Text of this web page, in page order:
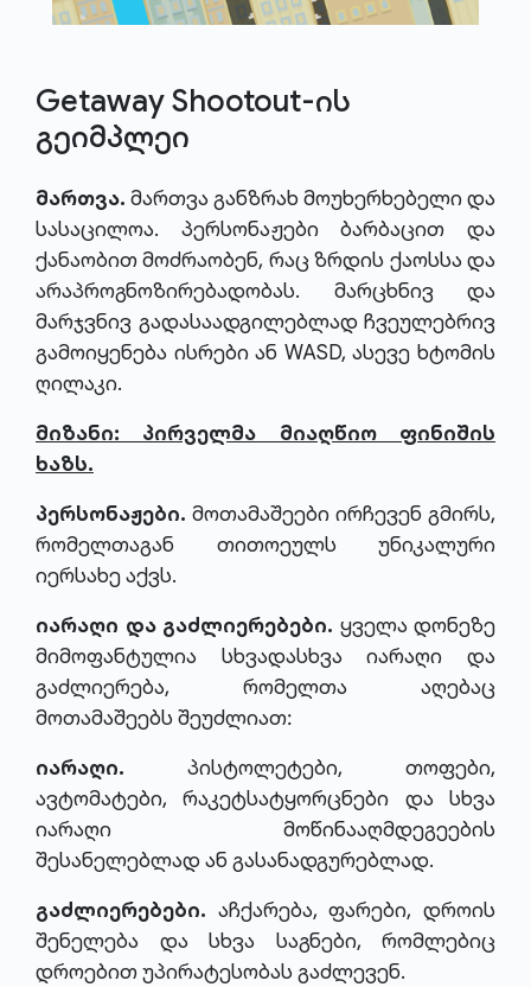
Getaway Shootout-ის
გეიმპლეი
მართვა. მართვა განზრახ მოუხერხებელი და
სასაცილოა. პერსონაჟები ბარბაცით და
ქანაობით მოძრაობენ, რაც ზრდის ქაოსსა და
არაპროგნოზირებადობას. მარცხნივ და
მარჯვნივ გადასაადგილებლად ჩვეულებრივ
გამოიყენება ისრები ან WASD, ასევე ხტომის
ღილაკი.
მიზანი: პირველმა მიაღწიო ფინიშის
ხაზს.
პერსონაჟები. მოთამაშეები ირჩევენ გმირს,
რომელთაგან თითოეულს უნიკალური
იერსახე აქვს.
იარაღი და გაძლიერებები. ყველა დონეზე
მიმოფანტულია სხვადასხვა იარაღი და
გაძლიერება, რომელთა აღებაც
მოთამაშეებს შეუძლიათ:
იარაღი. პისტოლეტები, თოფები,
ავტომატები, რაკეტსატყორცნები და სხვა
იარაღი მოწინააღმდეგეების
შესანელებლად ან გასანადგურებლად.
გაძლიერებები. აჩქარება, ფარები, დროის
შენელება და სხვა საგნები, რომლებიც
დროებით უპირატესობას გაძლევენ.